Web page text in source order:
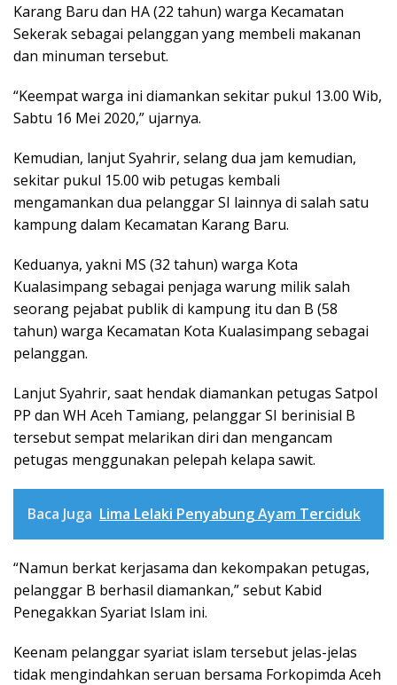
Karang Baru dan HA (22 tahun) warga Kecamatan
Sekerak sebagai pelanggan yang membeli makanan
dan minuman tersebut.
“Keempat warga ini diamankan sekitar pukul 13.00 Wib,
Sabtu 16 Mei 2020,” ujarnya.
Kemudian, lanjut Syahrir, selang dua jam kemudian,
sekitar pukul 15.00 wib petugas kembali
mengamankan dua pelanggar SI lainnya di salah satu
kampung dalam Kecamatan Karang Baru.
Keduanya, yakni MS (32 tahun) warga Kota
Kualasimpang sebagai penjaga warung milik salah
seorang pejabat publik di kampung itu dan B (58
tahun) warga Kecamatan Kota Kualasimpang sebagai
pelanggan.
Lanjut Syahrir, saat hendak diamankan petugas Satpol
PP dan WH Aceh Tamiang, pelanggar SI berinisial B
tersebut sempat melarikan diri dan mengancam
petugas menggunakan pelepah kelapa sawit.
Baca Juga Lima Lelaki Penyabung Ayam Terciduk
“Namun berkat kerjasama dan kekompakan petugas,
pelanggar B berhasil diamankan,” sebut Kabid
Penegakkan Syariat Islam ini.
Keenam pelanggar syariat islam tersebut jelas-jelas
tidak mengindahkan seruan bersama Forkopimda Aceh